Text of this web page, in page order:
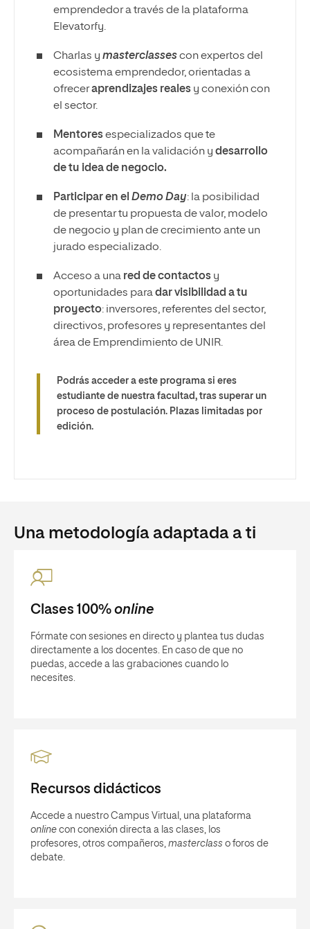
emprendedor a través de la plataforma
Elevatorfy.
Charlas y masterclassescon expertos del
ecosistema emprendedor, orientadas a
ofreceraprendizajes reales y conexión con
el sector.
Mentoresespecializados que te
acompañarán en la validación y desarrollo
de tu idea de negocio.
Participar en el Demo Day: la posibilidad
de presentar tu propuesta de valor, modelo
de negocio y plan de crecimiento ante un
jurado especializado.
Acceso a una red de contactos y
oportunidades paradar visibilidad a tu
proyecto: inversores, referentes del sector,
directivos, profesores y representantes del
área de Emprendimiento de UNIR.
Podrás acceder a este programa si eres
estudiante de nuestra facultad, tras superar un
proceso de postulación. Plazas limitadas por
edición.
Una metodología adaptada a ti
Clases 100% online
Fórmate con sesiones en directo y plantea tus dudas
directamente a los docentes. En caso de que no
puedas, accede a las grabaciones cuando lo
necesites.
Recursos didácticos
Accede a nuestro Campus Virtual, una plataforma
online con conexión directa a las clases, los
profesores, otros compañeros, masterclass o foros de
debate.